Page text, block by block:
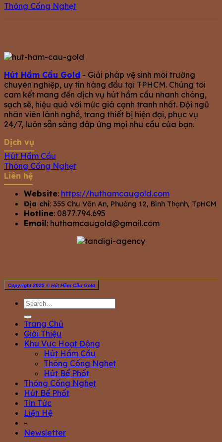
Thông Cống Nghẹt
Hút Hầm Cầu Gold - Giải pháp vệ sinh môi trường
chuyên nghiệp, uy tín hàng đầu tại TPHCM. Chúng tôi
cam kết mang đến dịch vụ hút hầm cầu nhanh chóng,
sạch sẽ, hiệu quả với mức giá cạnh tranh nhất. Đội ngũ
nhân viên lành nghề, trang thiết bị hiện đại, phục vụ
24/7, luôn sẵn sàng đáp ứng mọi nhu cầu của bạn.
Dịch vụ
Hút Hầm Cầu
Thông Cống Nghẹt
Liên hệ
Website: https://huthamcaugold.com
Địa chỉ: 355 Chu Văn An, Phường 12, Bình Thạnh, TpHCM
Hotline: 0877.794.695
Email: huthamcaugold@gmail.com
Copyright 2025 © Hút Hầm Cầu Gold
Trang Chủ
Giới Thiệu
Khu Vực Hoạt Động
Hút Hầm Cầu
Thông Cống Nghẹt
Hút Bể Phốt
Thông Cống Nghẹt
Hút Bể Phốt
Tin Tức
Liện Hệ
-
Newsletter